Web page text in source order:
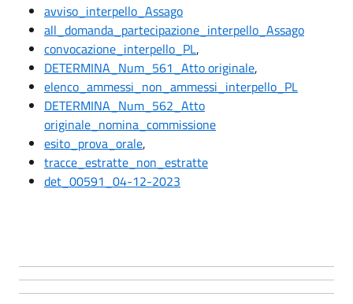
avviso_interpello_Assago
all_domanda_partecipazione_interpello_Assago
convocazione_interpello_PL,
DETERMINA_Num_561_Atto originale,
elenco_ammessi_non_ammessi_interpello_PL
DETERMINA_Num_562_Atto
originale_nomina_commissione
esito_prova_orale,
tracce_estratte_non_estratte
det_00591_04-12-2023